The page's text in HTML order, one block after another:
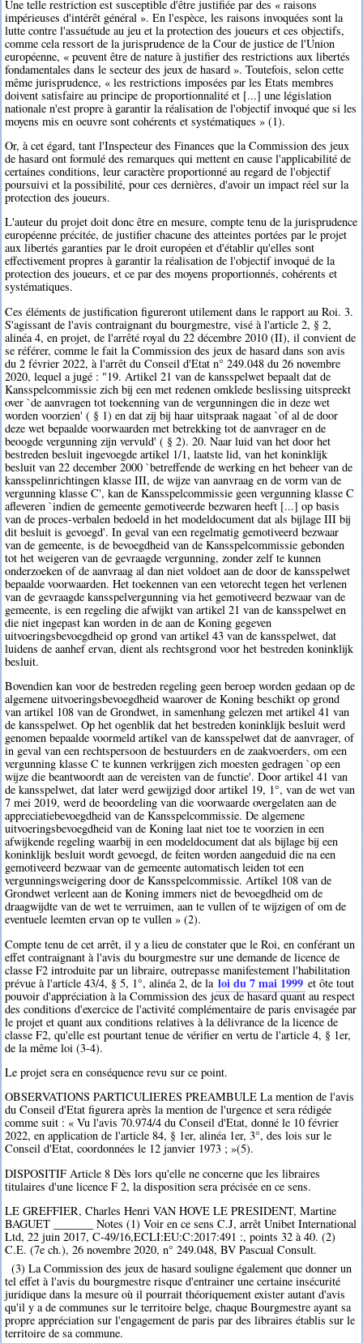
Une telle restriction est susceptible d'être justifiée par des « raisons
impérieuses d'intérêt général ». En l'espèce, les raisons invoquées sont la
lutte contre l'assuétude au jeu et la protection des joueurs et ces objectifs,
comme cela ressort de la jurisprudence de la Cour de justice de l'Union
européenne, « peuvent être de nature à justifier des restrictions aux libertés
fondamentales dans le secteur des jeux de hasard ». Toutefois, selon cette
même jurisprudence, « les restrictions imposées par les Etats membres
doivent satisfaire au principe de proportionnalité et [...] une législation
nationale n'est propre à garantir la réalisation de l'objectif invoqué que si les
moyens mis en oeuvre sont cohérents et systématiques » (1).
Or, à cet égard, tant l'Inspecteur des Finances que la Commission des jeux
de hasard ont formulé des remarques qui mettent en cause l'applicabilité de
certaines conditions, leur caractère proportionné au regard de l'objectif
poursuivi et la possibilité, pour ces dernières, d'avoir un impact réel sur la
protection des joueurs.
L'auteur du projet doit donc être en mesure, compte tenu de la jurisprudence
européenne précitée, de justifier chacune des atteintes portées par le projet
aux libertés garanties par le droit européen et d'établir qu'elles sont
effectivement propres à garantir la réalisation de l'objectif invoqué de la
protection des joueurs, et ce par des moyens proportionnés, cohérents et
systématiques.
Ces éléments de justification figureront utilement dans le rapport au Roi. 3.
S'agissant de l'avis contraignant du bourgmestre, visé à l'article 2, § 2,
alinéa 4, en projet, de l'arrêté royal du 22 décembre 2010 (II), il convient de
se référer, comme le fait la Commission des jeux de hasard dans son avis
du 2 février 2022, à l'arrêt du Conseil d'Etat n° 249.048 du 26 novembre
2020, lequel a jugé : "19. Artikel 21 van de kansspelwet bepaalt dat de
Kansspelcommissie zich bij een met redenen omklede beslissing uitspreekt
over `de aanvragen tot toekenning van de vergunningen die in deze wet
worden voorzien' ( § 1) en dat zij bij haar uitspraak nagaat `of al de door
deze wet bepaalde voorwaarden met betrekking tot de aanvrager en de
beoogde vergunning zijn vervuld' ( § 2). 20. Naar luid van het door het
bestreden besluit ingevoegde artikel 1/1, laatste lid, van het koninklijk
besluit van 22 december 2000 `betreffende de werking en het beheer van de
kansspelinrichtingen klasse III, de wijze van aanvraag en de vorm van de
vergunning klasse C', kan de Kansspelcommissie geen vergunning klasse C
afleveren `indien de gemeente gemotiveerde bezwaren heeft [...] op basis
van de proces-verbalen bedoeld in het modeldocument dat als bijlage III bij
dit besluit is gevoegd'. In geval van een regelmatig gemotiveerd bezwaar
van de gemeente, is de bevoegdheid van de Kansspelcommissie gebonden
tot het weigeren van de gevraagde vergunning, zonder zelf te kunnen
onderzoeken of de aanvraag al dan niet voldoet aan de door de kansspelwet
bepaalde voorwaarden. Het toekennen van een vetorecht tegen het verlenen
van de gevraagde kansspelvergunning via het gemotiveerd bezwaar van de
gemeente, is een regeling die afwijkt van artikel 21 van de kansspelwet en
die niet ingepast kan worden in de aan de Koning gegeven
uitvoeringsbevoegdheid op grond van artikel 43 van de kansspelwet, dat
luidens de aanhef ervan, dient als rechtsgrond voor het bestreden koninklijk
besluit.
Bovendien kan voor de bestreden regeling geen beroep worden gedaan op de
algemene uitvoeringsbevoegdheid waarover de Koning beschikt op grond
van artikel 108 van de Grondwet, in samenhang gelezen met artikel 41 van
de kansspelwet. Op het ogenblik dat het bestreden koninklijk besluit werd
genomen bepaalde voormeld artikel van de kansspelwet dat de aanvrager, of
in geval van een rechtspersoon de bestuurders en de zaakvoerders, om een
vergunning klasse C te kunnen verkrijgen zich moesten gedragen `op een
wijze die beantwoordt aan de vereisten van de functie'. Door artikel 41 van
de kansspelwet, dat later werd gewijzigd door artikel 19, 1°, van de wet van
7 mei 2019, werd de beoordeling van die voorwaarde overgelaten aan de
appreciatiebevoegdheid van de Kansspelcommissie. De algemene
uitvoeringsbevoegdheid van de Koning laat niet toe te voorzien in een
afwijkende regeling waarbij in een modeldocument dat als bijlage bij een
koninklijk besluit wordt gevoegd, de feiten worden aangeduid die na een
gemotiveerd bezwaar van de gemeente automatisch leiden tot een
vergunningsweigering door de Kansspelcommissie. Artikel 108 van de
Grondwet verleent aan de Koning immers niet de bevoegdheid om de
draagwijdte van de wet te verruimen, aan te vullen of te wijzigen of om de
eventuele leemten ervan op te vullen » (2).
Compte tenu de cet arrêt, il y a lieu de constater que le Roi, en conférant un
effet contraignant à l'avis du bourgmestre sur une demande de licence de
classe F2 introduite par un libraire, outrepasse manifestement l'habilitation
prévue à l'article 43/4, § 5, 1°, alinéa 2, de la loi du 7 mai 1999 et ôte tout
pouvoir d'appréciation à la Commission des jeux de hasard quant au respect
des conditions d'exercice de l'activité complémentaire de paris envisagée par
le projet et quant aux conditions relatives à la délivrance de la licence de
classe F2, qu'elle est pourtant tenue de vérifier en vertu de l'article 4, § 1er,
de la même loi (3-4).
Le projet sera en conséquence revu sur ce point.
OBSERVATIONS PARTICULIERES PREAMBULE La mention de l'avis
du Conseil d'Etat figurera après la mention de l'urgence et sera rédigée
comme suit : « Vu l'avis 70.974/4 du Conseil d'Etat, donné le 10 février
2022, en application de l'article 84, § 1er, alinéa 1er, 3°, des lois sur le
Conseil d'Etat, coordonnées le 12 janvier 1973 ; »(5).
DISPOSITIF Article 8 Dès lors qu'elle ne concerne que les libraires
titulaires d'une licence F 2, la disposition sera précisée en ce sens.
LE GREFFIER, Charles Henri VAN HOVE LE PRESIDENT, Martine
BAGUET _______ Notes (1) Voir en ce sens C.J, arrêt Unibet International
Ltd, 22 juin 2017, C-49/16,ECLI:EU:C:2017:491 :, points 32 à 40. (2)
C.E. (7e ch.), 26 novembre 2020, n° 249.048, BV Pascual Consult.
(3) La Commission des jeux de hasard souligne également que donner un
tel effet à l'avis du bourgmestre risque d'entrainer une certaine insécurité
juridique dans la mesure où il pourrait théoriquement exister autant d'avis
qu'il y a de communes sur le territoire belge, chaque Bourgmestre ayant sa
propre appréciation sur l'engagement de paris par des libraires établis sur le
territoire de sa commune.